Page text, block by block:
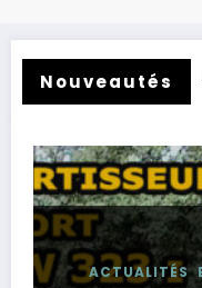
Nouveautés
Cross électrique
ACTUALITÉS